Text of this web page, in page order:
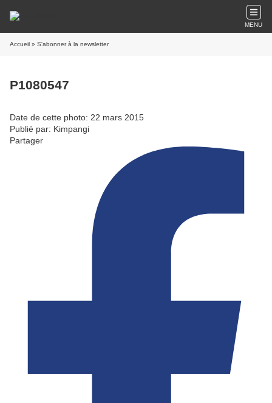
MENU
Accueil » S'abonner à la newsletter
P1080547
Date de cette photo: 22 mars 2015
Publié par: Kimpangi
Partager